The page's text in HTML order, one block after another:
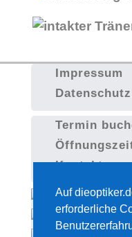
Auf
erforderliche
Impressum
Datenschutz
Termin
Kontakt